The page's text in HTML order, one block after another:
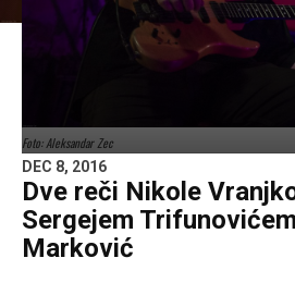
Foto: Aleksandar Zec
DEC 8, 2016
Dve reči Nikole
Sergejem
Marković